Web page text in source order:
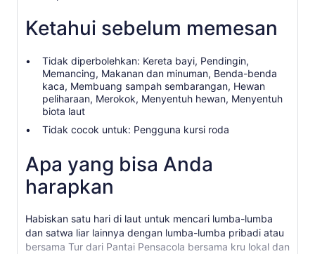
Ketahui sebelum memesan
Tidak diperbolehkan: Kereta bayi, Pendingin,
Memancing, Makanan dan minuman, Benda-benda
kaca, Membuang sampah sembarangan, Hewan
peliharaan, Merokok, Menyentuh hewan, Menyentuh
biota laut
Tidak cocok untuk: Pengguna kursi roda
Apa yang bisa Anda
harapkan
Habiskan satu hari di laut untuk mencari lumba-lumba
dan satwa liar lainnya dengan lumba-lumba pribadi atau
bersama Tur dari Pantai Pensacola bersama kru lokal dan